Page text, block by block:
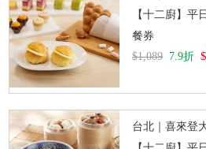
餐券
$1,089 7.9折
台北｜喜來登